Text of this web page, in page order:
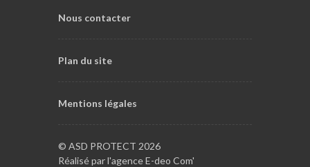
Nous contacter
Plan du site
Mentions légales
© ASD PROTECT 2026
Réalisé par l'agence E-deo Com'